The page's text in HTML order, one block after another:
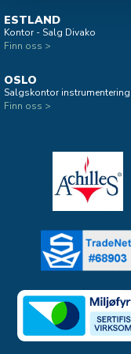
ESTLAND
Kontor - Salg Divako
Finn oss >
OSLO
Salgskontor instrumentering
Finn oss >